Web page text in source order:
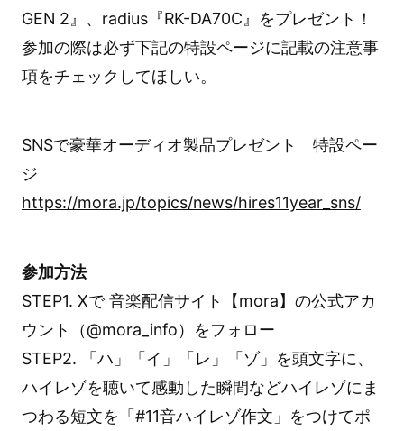
GEN 2』、radius『RK-DA70C』をプレゼント！
参加の際は必ず下記の特設ページに記載の注意事
項をチェックしてほしい。
SNSで豪華オーディオ製品プレゼント 特設ペー
ジ
https://mora.jp/topics/news/hires11year_sns/
参加方法
STEP1. Xで 音楽配信サイト【mora】の公式アカ
ウント（@mora_info）をフォロー
STEP2. 「ハ」「イ」「レ」「ゾ」を頭文字に、
ハイレゾを聴いて感動した瞬間などハイレゾにま
つわる短文を「#11音ハイレゾ作文」をつけてポ